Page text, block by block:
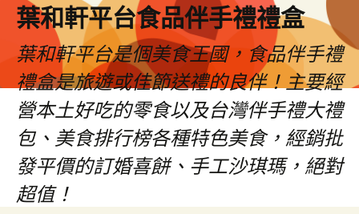
葉和軒平台食品伴手禮禮盒
葉和軒平台是個美食王國，食品伴手禮
禮盒是旅遊或佳節送禮的良伴！主要經
營本土好吃的零食以及台灣伴手禮大禮
包、美食排行榜各種特色美食，經銷批
發平價的訂婚喜餅、手工沙琪瑪，絕對
超值！